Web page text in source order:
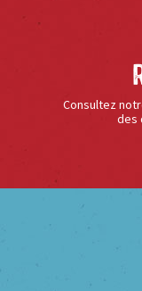
Consultez
des